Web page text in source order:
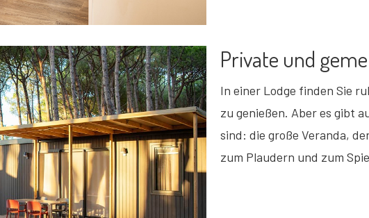
Private und
In einer Lodge finden Sie
zu genießen. Aber es gibt
sind: die große Veranda,
zum Plaudern und zum